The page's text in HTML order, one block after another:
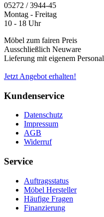
05272 / 3944-45
Montag - Freitag
10 - 18 Uhr
Möbel zum fairen Preis
Ausschließlich Neuware
Lieferung mit eigenem Personal
Jetzt Angebot erhalten!
Kundenservice
Datenschutz
Impressum
AGB
Widerruf
Service
Auftragsstatus
Möbel Hersteller
Häufige Fragen
Finanzierung